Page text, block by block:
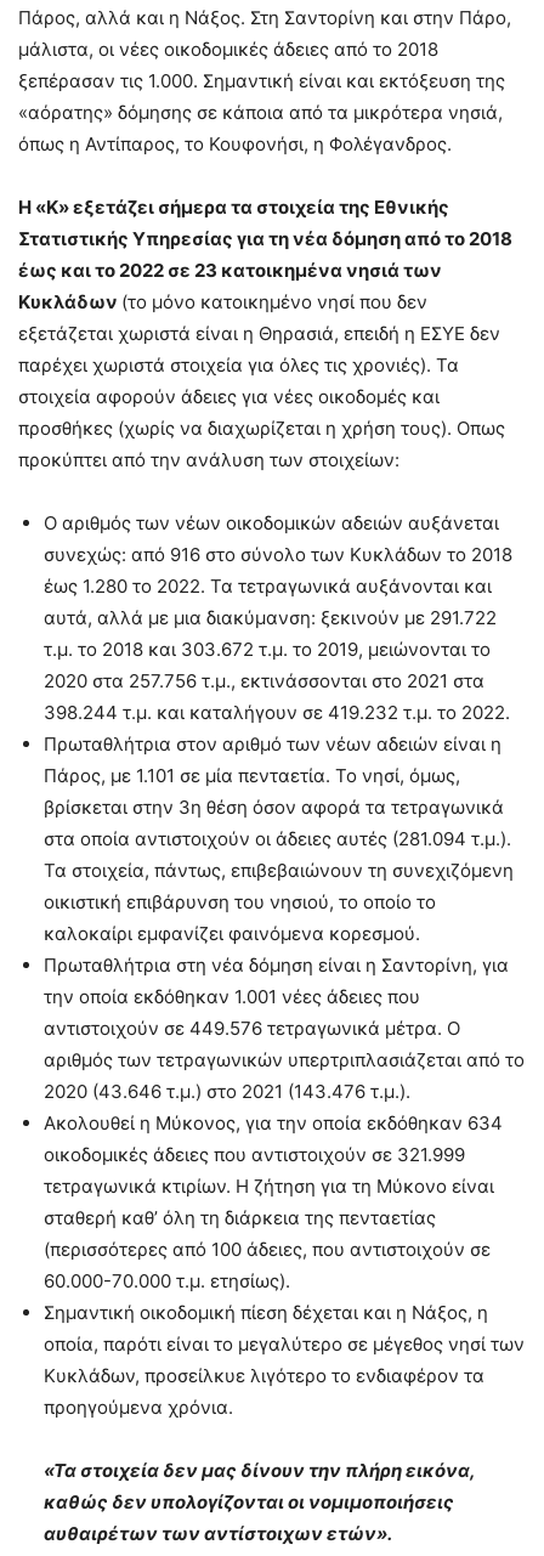
Πάρος, αλλά και η Νάξος. Στη Σαντορίνη και στην Πάρο,
μάλιστα, οι νέες οικοδομικές άδειες από το 2018
ξεπέρασαν τις 1.000. Σημαντική είναι και εκτόξευση της
«αόρατης» δόμησης σε κάποια από τα μικρότερα νησιά,
όπως η Αντίπαρος, το Κουφονήσι, η Φολέγανδρος.
Η «Κ» εξετάζει σήμερα τα στοιχεία της Εθνικής
Στατιστικής Υπηρεσίας για τη νέα δόμηση από το 2018
έως και το 2022 σε 23 κατοικημένα νησιά των
Κυκλάδων (το μόνο κατοικημένο νησί που δεν
εξετάζεται χωριστά είναι η Θηρασιά, επειδή η ΕΣΥΕ δεν
παρέχει χωριστά στοιχεία για όλες τις χρονιές). Τα
στοιχεία αφορούν άδειες για νέες οικοδομές και
προσθήκες (χωρίς να διαχωρίζεται η χρήση τους). Οπως
προκύπτει από την ανάλυση των στοιχείων:
Ο αριθμός των νέων οικοδομικών αδειών αυξάνεται
συνεχώς: από 916 στο σύνολο των Κυκλάδων το 2018
έως 1.280 το 2022. Τα τετραγωνικά αυξάνονται και
αυτά, αλλά με μια διακύμανση: ξεκινούν με 291.722
τ.μ. το 2018 και 303.672 τ.μ. το 2019, μειώνονται το
2020 στα 257.756 τ.μ., εκτινάσσονται στο 2021 στα
398.244 τ.μ. και καταλήγουν σε 419.232 τ.μ. το 2022.
Πρωταθλήτρια στον αριθμό των νέων αδειών είναι η
Πάρος, με 1.101 σε μία πενταετία. Το νησί, όμως,
βρίσκεται στην 3η θέση όσον αφορά τα τετραγωνικά
στα οποία αντιστοιχούν οι άδειες αυτές (281.094 τ.μ.).
Τα στοιχεία, πάντως, επιβεβαιώνουν τη συνεχιζόμενη
οικιστική επιβάρυνση του νησιού, το οποίο το
καλοκαίρι εμφανίζει φαινόμενα κορεσμού.
Πρωταθλήτρια στη νέα δόμηση είναι η Σαντορίνη, για
την οποία εκδόθηκαν 1.001 νέες άδειες που
αντιστοιχούν σε 449.576 τετραγωνικά μέτρα. Ο
αριθμός των τετραγωνικών υπερτριπλασιάζεται από το
2020 (43.646 τ.μ.) στο 2021 (143.476 τ.μ.).
Ακολουθεί η Μύκονος, για την οποία εκδόθηκαν 634
οικοδομικές άδειες που αντιστοιχούν σε 321.999
τετραγωνικά κτιρίων. Η ζήτηση για τη Μύκονο είναι
σταθερή καθ’ όλη τη διάρκεια της πενταετίας
(περισσότερες από 100 άδειες, που αντιστοιχούν σε
60.000-70.000 τ.μ. ετησίως).
Σημαντική οικοδομική πίεση δέχεται και η Νάξος, η
οποία, παρότι είναι το μεγαλύτερο σε μέγεθος νησί των
Κυκλάδων, προσείλκυε λιγότερο το ενδιαφέρον τα
προηγούμενα χρόνια.
«Τα στοιχεία δεν μας δίνουν την πλήρη εικόνα,
καθώς δεν υπολογίζονται οι νομιμοποιήσεις
αυθαιρέτων των αντίστοιχων ετών».